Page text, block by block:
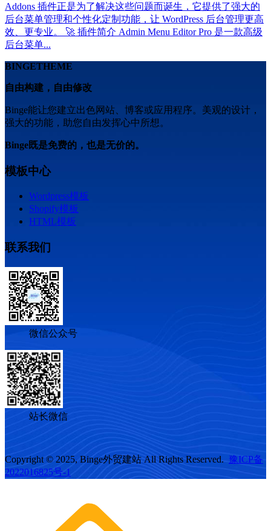
Addons 插件正是为了解决这些问题而诞生，它提供了强大的
后台菜单管理和个性化定制功能，让 WordPress 后台管理更高
效、更专业。 🚀 插件简介 Admin Menu Editor Pro 是一款高级
后台菜单...
BINGETHEME
自由构建，自由修改
Binge能让您建立出色网站、博客或应用程序。美观的设计，
强大的功能，助您自由发挥心中所想。
Binge既是免费的，也是无价的。
模板中心
Wordpress模板
Shopify模板
HTML模板
联系我们
微信公众号
站长微信
Copyright © 2025, Binge外贸建站 All Rights Reserved. 豫ICP备
2022016825号-1